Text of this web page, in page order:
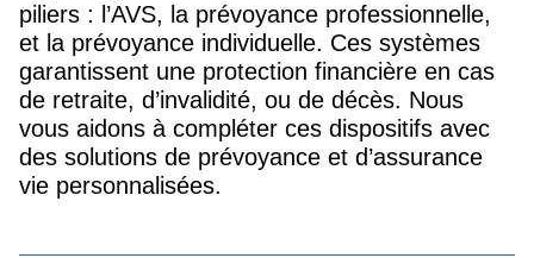
piliers : l’AVS, la prévoyance professionnelle,
et la prévoyance individuelle. Ces systèmes
garantissent une protection financière en cas
de retraite, d’invalidité, ou de décès. Nous
vous aidons à compléter ces dispositifs avec
des solutions de prévoyance et d’assurance
vie personnalisées.